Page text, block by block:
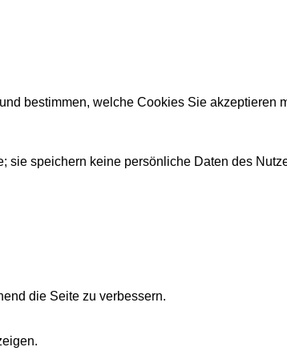
bestimmen, welche Cookies Sie akzeptieren
sie speichern keine persönliche Daten des
die Seite zu verbessern.